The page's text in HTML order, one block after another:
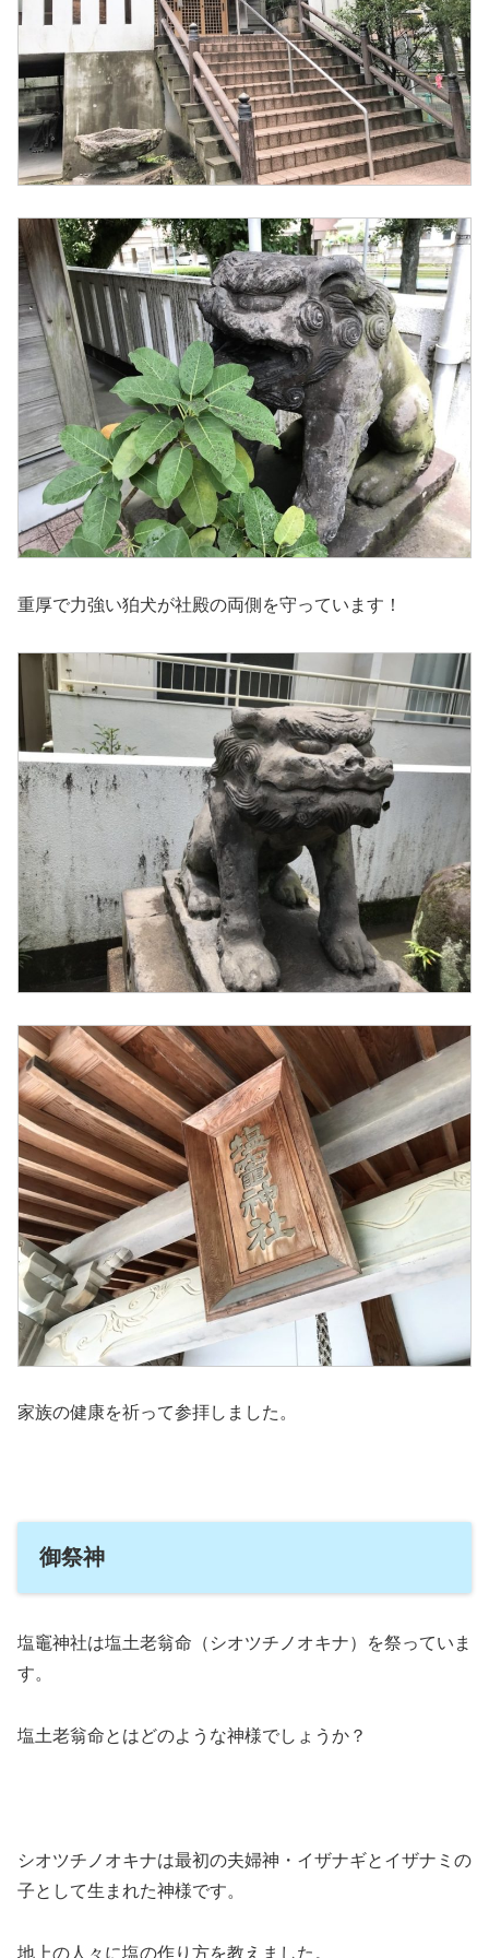
重厚で力強い狛犬が社殿の両側を守っています！
家族の健康を祈って参拝しました。
御祭神
塩竈神社は塩土老翁命（シオツチノオキナ）を祭っていま
す。
塩土老翁命とはどのような神様でしょうか？
シオツチノオキナは最初の夫婦神・イザナギとイザナミの
子として生まれた神様です。
地上の人々に塩の作り方を教えました。